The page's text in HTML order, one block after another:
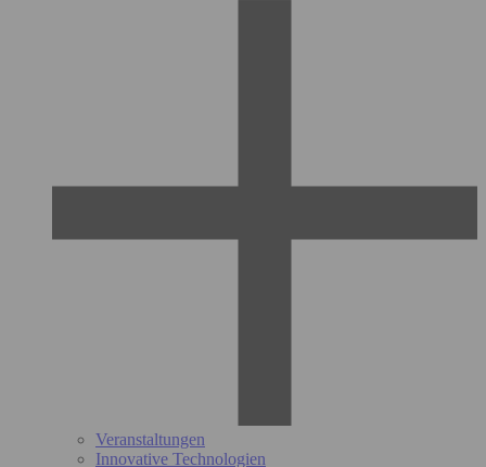
Veranstaltungen
Innovative Technologien